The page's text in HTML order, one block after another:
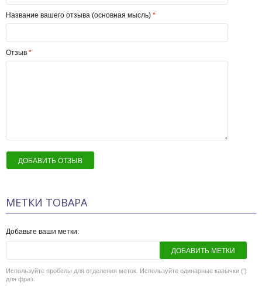
*
Название вашего отзыва (основная мысль)
*
Отзыв
ДОБАВИТЬ ОТЗЫВ
МЕТКИ ТОВАРА
Добавьте ваши метки:
ДОБАВИТЬ МЕТКИ
Используйте пробелы для отделения меток. Используйте одинарные кавычки (')
для фраз.